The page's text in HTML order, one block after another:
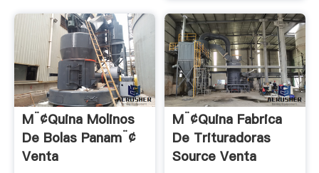
M¨¢quina Molinos
De Bolas Panam¨¢
Venta
M¨¢quina Fabrica
De Trituradoras
Source Venta